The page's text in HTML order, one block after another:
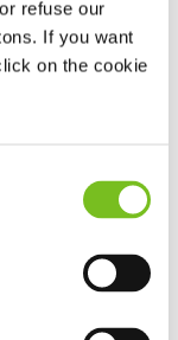
refuse our
If you want
on the cookie
halen meer
een
systemen.
u